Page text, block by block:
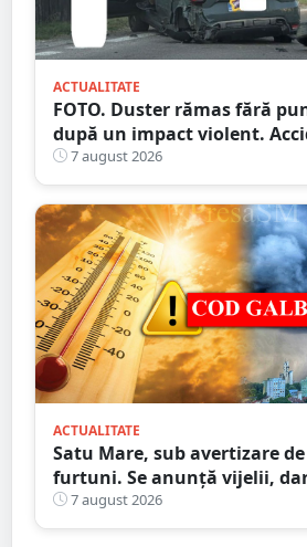
ACTUALITATE
FOTO. Duster rămas fără
după un impact violent.
implicarea unei mașini din
7 august 2026
ACTUALITATE
Satu Mare, sub avertizare
furtuni. Se anunță vijelii,
ridicate. Avertizarea ANM
7 august 2026